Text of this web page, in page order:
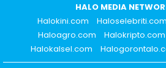
HALO MEDIA
Halokini.com
Haloselebriti.com
Haloagro.com
Halokripto.com
Halokalsel.com